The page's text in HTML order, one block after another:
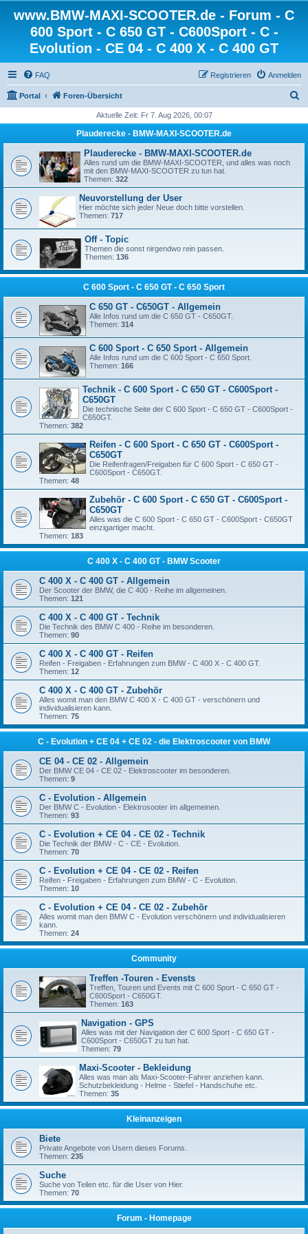
www.BMW-MAXI-SCOOTER.de - Forum - C
600 Sport - C 650 GT - C600Sport - C -
Evolution - CE 04 - C 400 X - C 400 GT
FAQ Anmelden
Registrieren
Portal Foren-Übersicht
h
Aktuelle Zeit: Fr 7. Aug 2026, 00:07
Plauderecke - BMW-MAXI-SCOOTER.de
Plauderecke - BMW-MAXI-SCOOTER.de
Alles rund um die BMW-MAXI-SCOOTER, und alles was noch
mit den BMW-MAXI-SCOOTER zu tun hat.
Themen: 322
Neuvorstellung der User
Hier möchte sich jeder Neue doch bitte vorstellen.
Themen: 717
Off - Topic
Themen die sonst nirgendwo rein passen.
Themen: 136
C 600 Sport - C 650 GT - C 650 Sport
C 650 GT - C650GT - Allgemein
Alle Infos rund um die C 650 GT - C650GT.
Themen: 314
C 600 Sport - C 650 Sport - Allgemein
Alle Infos rund um die C 600 Sport - C 650 Sport.
Themen: 166
Technik - C 600 Sport - C 650 GT - C600Sport -
C650GT
Die technische Seite der C 600 Sport - C 650 GT - C600Sport -
C650GT.
Themen: 382
Reifen - C 600 Sport - C 650 GT - C600Sport -
C650GT
Die Reifenfragen/Freigaben für C 600 Sport - C 650 GT -
C600Sport - C650GT.
Themen: 48
Zubehör - C 600 Sport - C 650 GT - C600Sport -
C650GT
Alles was die C 600 Sport - C 650 GT - C600Sport - C650GT
einzigartiger macht.
Themen: 183
C 400 X - C 400 GT - BMW Scooter
C 400 X - C 400 GT - Allgemein
Der Scooter der BMW, die C 400 - Reihe im allgemeinen.
Themen: 121
C 400 X - C 400 GT - Technik
Die Technik des BMW C 400 - Reihe im besonderen.
Themen: 90
C 400 X - C 400 GT - Reifen
Reifen - Freigaben - Erfahrungen zum BMW - C 400 X - C 400 GT.
Themen: 12
C 400 X - C 400 GT - Zubehör
Alles womit man den BMW C 400 X - C 400 GT - verschönern und
individualisieren kann.
Themen: 75
C - Evolution + CE 04 + CE 02 - die Elektroscooter von BMW
CE 04 - CE 02 - Allgemein
Der BMW CE 04 - CE 02 - Elektroscooter im besonderen.
Themen: 9
C - Evolution - Allgemein
Der BMW C - Evolution - Elektrosooter im allgemeinen.
Themen: 93
C - Evolution + CE 04 - CE 02 - Technik
Die Technik der BMW - C - CE - Evolution.
Themen: 70
C - Evolution + CE 04 - CE 02 - Reifen
Reifen - Freigaben - Erfahrungen zum BMW - C - Evolution.
Themen: 10
C - Evolution + CE 04 - CE 02 - Zubehör
Alles womit man den BMW C - Evolution verschönern und individualisieren
kann.
Themen: 24
Community
Treffen -Touren - Evensts
Treffen, Touren und Events mit C 600 Sport - C 650 GT -
C600Sport - C650GT.
Themen: 163
Navigation - GPS
Alles was mit der Navigation der C 600 Sport - C 650 GT -
C600Sport - C650GT zu tun hat.
Themen: 79
Maxi-Scooter - Bekleidung
Alles was man als Maxi-Scooter-Fahrer anziehen kann.
Schutzbekleidung - Helme - Stiefel - Handschuhe etc.
Themen: 35
Kleinanzeigen
Biete
Private Angebote von Usern dieses Forums.
Themen: 235
Suche
Suche von Teilen etc. für die User von Hier.
Themen: 70
Forum - Homepage